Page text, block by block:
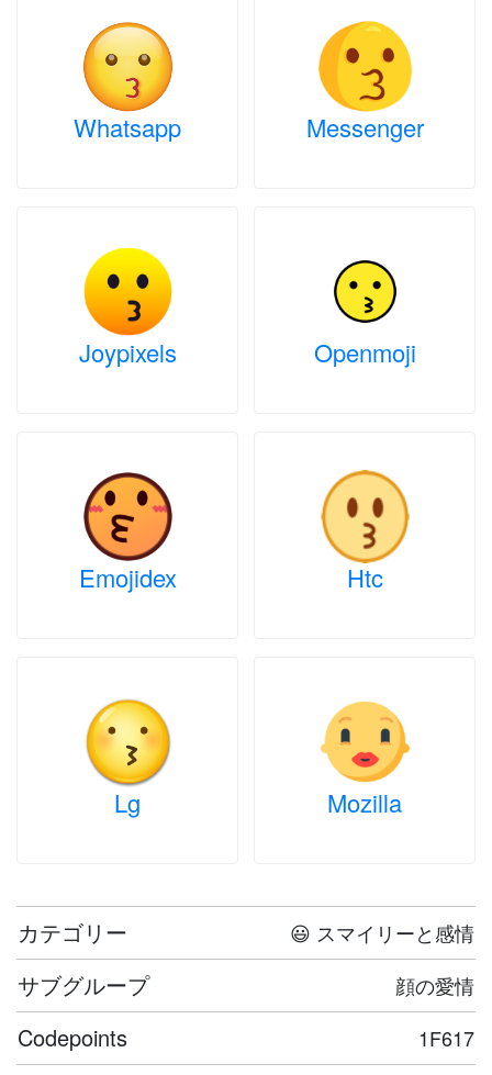
Whatsapp Messenger
Joypixels Openmoji
Emojidex Htc
Lg Mozilla
カテゴリー 😃 スマイリーと感情
サブグループ 顔の愛情
Codepoints 1F617